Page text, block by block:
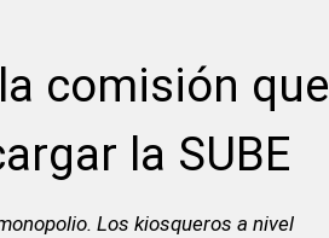
comisión
la SUBE
Los kiosqueros a nivel